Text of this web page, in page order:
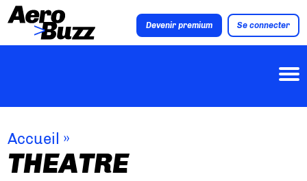
Devenir premium Se connecter
Accueil »
THEATRE